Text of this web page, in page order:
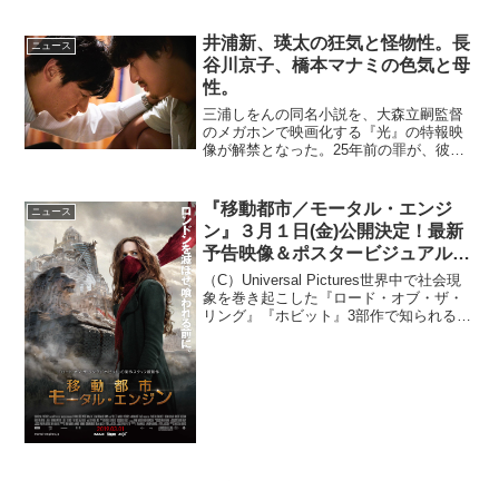
ニュース
井浦新、瑛太の狂気と怪物性。長
谷川京子、橋本マナミの色気と母
性。
三浦しをんの同名小説を、大森立嗣監督
のメガホンで映画化する『光』の特報映
像が解禁となった。25年前の罪が、彼ら
中学生の信之は、信之を慕う年下の輔
は、父親から激しい虐待を...
ニュース
『移動都市／モータル・エンジ
ン』３月１日(金)公開決定！最新
予告映像＆ポスタービジュアル解
禁
（C）Universal Pictures世界中で社会現
象を巻き起こした『ロード・オブ・ザ・
リング』『ホビット』3部作で知られるピ